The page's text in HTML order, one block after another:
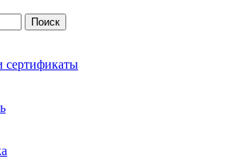
Поиск
сертификаты